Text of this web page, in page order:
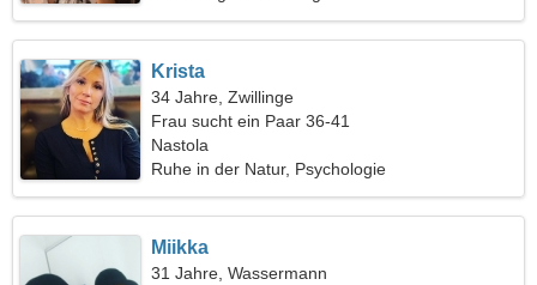
Krista
34 Jahre, Zwillinge
Frau sucht ein Paar 36-41
Nastola
Ruhe in der Natur, Psychologie
Miikka
31 Jahre, Wassermann